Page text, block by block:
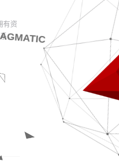
有资
，